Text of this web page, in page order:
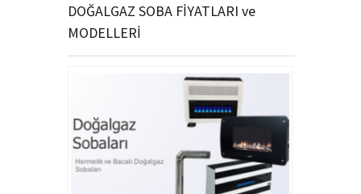
DOĞALGAZ SOBA FİYATLARI ve
MODELLERİ